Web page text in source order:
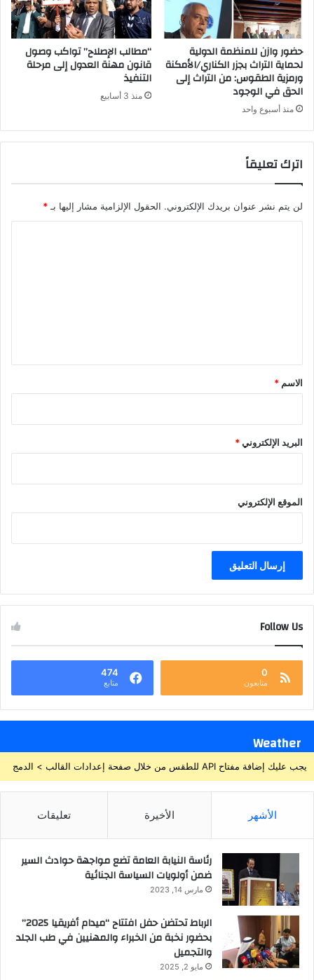
حضور وازن للمنظمة الدولية
لحماية التراث بجزر الكناري/الأمكنة
ورمزية الطقوس: من التراث إلى
الحق في الوجود
منذ أسبوع واحد
“مطالب الإصلاح” تواكب وصول
قانون مهنة العدول إلى مرحلة
التنفيذ
منذ 3 أسابيع
اترك تعليقاً
لن يتم نشر عنوان بريدك الإلكتروني. الحقول الإلزامية مشار إليها بـ *
*
الاسم *
البريد الإلكتروني*
الموقع الإلكتروني
Follow Us
0
متابعون
474
متابع
Weather
يجب عليك إضافة مفتاح API للطقس من خلال صفحة إعدادات القالب > الدمج
الأشهر الأخيرة تعليقات
رئاسة النيابة العامة تضع مواجهة حوادث السير
ضمن أولويات السياسة الجنائية
مارس 14, 2023
الرباط تحتضن حفل افتتاح “ميدام أفريقيا 2025”
بحضور نخبة من الخبراء والمهنيين في طب الجلد
والتجميل
مايو 2, 2025